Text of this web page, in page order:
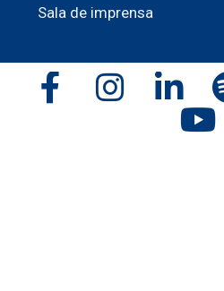
Sala de imprensa